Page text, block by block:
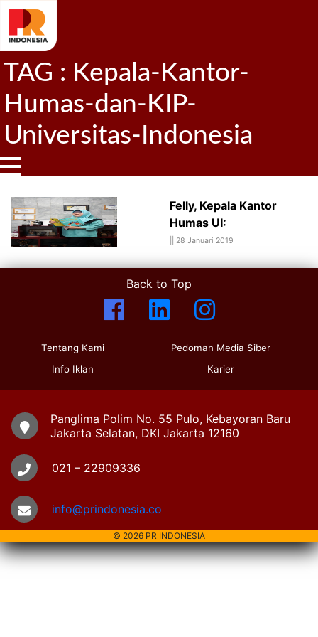
TAG : Kepala-Kantor-
Humas-dan-KIP-
Universitas-Indonesia
Felly, Kepala Kantor
Humas UI:
28 Januari 2019
Back to Top
Tentang Kami
Info Iklan
Pedoman Media Siber
Karier
Panglima Polim No. 55 Pulo, Kebayoran Baru
Jakarta Selatan, DKI Jakarta 12160
021 – 22909336
info@prindonesia.co
© 2026 PR INDONESIA